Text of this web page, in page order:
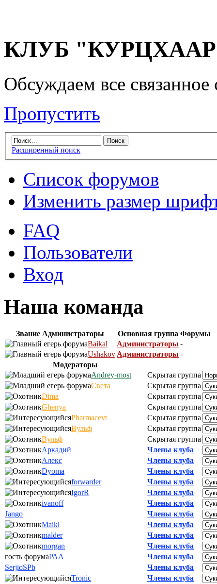
КЛУБ "КУРЦХААР"
Обсуждаем все
Пропустить
Расширенный поиск
Список форумов
Изменить размер
FAQ
Пользователи
Вход
Наша команда
Звание Администраторы Основная группа Форумы
Baikal
Администраторы -
Ushakov Администраторы -
Модераторы
Andrey-most
Скрытая группа
Света
Скрытая группа
Dima
Скрытая группа
Ghenya
Скрытая группа
Pharmacevt
Скрытая группа
Вульф
Скрытая группа
Вульф
Скрытая группа
Аркадий
Члены клуба
Алекс
Члены клуба
Dyoma
Члены клуба
forwarder
Члены клуба
IgorR
Члены клуба
ivanoff
Члены клуба
Jango
Члены клуба
Maikl
Члены клуба
malder
Члены клуба
morgan
Члены клуба
гость форумаРАА
Члены клуба
SerjioSPb
Члены клуба
Tronic
Члены клуба